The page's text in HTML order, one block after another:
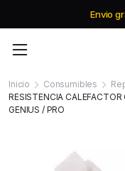
Envio
Inicio Consumibles
RESISTENCIA
GENIUS / PRO